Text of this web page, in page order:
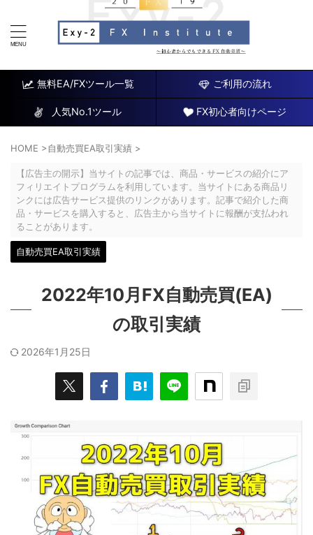
無料EA/FXツール一覧 ご利用の流れ
人気No.1ツール FX初心者向けページ
HOME >自動売買EA取引実績 >
【広告主の開示】当サイトの記事では、商品・サービスの紹介にア
フィリエイトプログラムを利用しています。当サイトにある商品リ
ンクには広告サービス提供のリンクがあります。記事で紹介した商
品・サービスを購入すると、広告主から当サイトに報酬が支払われ
ることがあります。
自動売買EA取引実績
2022年10月FX自動売買(EA)
の取引実績
2026年1月25日